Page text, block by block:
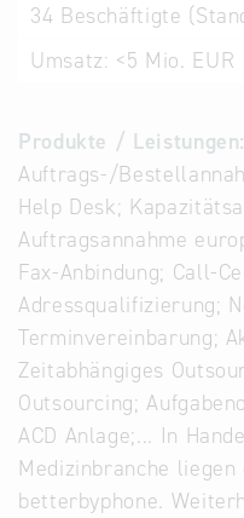
34 Beschäftigte
Umsatz: <5 Mio. EUR
Produkte / Leistungen:
Auftrags-/
Help Desk;
Auftragsannahme
Fax-Anbindung; Call-
Adressqualifizierung;
Terminvereinbarung;
Zeitabhängiges
Outsourcing;
ACD Anlage;... In
Medizinbranche
betterbyphone.